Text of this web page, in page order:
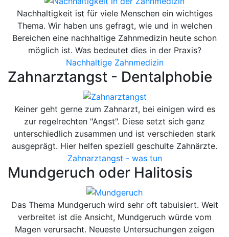
Nachhaltigkeit ist für viele Menschen ein wichtiges
Thema. Wir haben uns gefragt, wie und in welchen
Bereichen eine nachhaltige Zahnmedizin heute schon
möglich ist. Was bedeutet dies in der Praxis?
Nachhaltige Zahnmedizin
Zahnarztangst - Dentalphobie
Keiner geht gerne zum Zahnarzt, bei einigen wird es
zur regelrechten "Angst". Diese setzt sich ganz
unterschiedlich zusammen und ist verschieden stark
ausgeprägt. Hier helfen speziell geschulte Zahnärzte.
Zahnarztangst - was tun
Mundgeruch oder Halitosis
Das Thema Mundgeruch wird sehr oft tabuisiert. Weit
verbreitet ist die Ansicht, Mundgeruch würde vom
Magen verursacht. Neueste Untersuchungen zeigen